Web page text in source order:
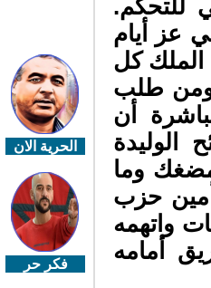
للتحكم.
عز أيام
الملك كل
ومن طلب
أن
وما
حزب
واتهمه
أمامه
الحرية الان
فكر حر